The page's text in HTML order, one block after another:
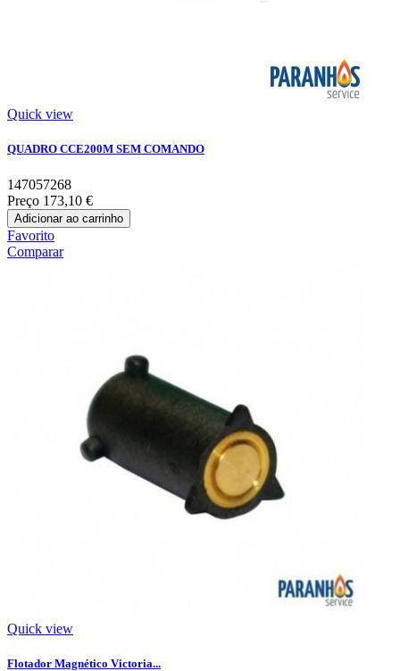
Quick view
QUADRO CCE200M SEM COMANDO
147057268
Preço 173,10 €
Adicionar ao carrinho
Favorito
Comparar
Quick view
Flotador Magnético Victoria...